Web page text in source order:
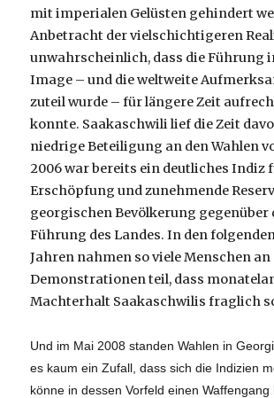
mit imperialen Gelüsten gehindert
Anbetracht der vielschichtigeren
unwahrscheinlich, dass die Führung
Image – und die weltweite
zuteil wurde – für längere Zeit
konnte. Saakaschwili lief die Zeit
niedrige Beteiligung an den Wahlen
2006 war bereits ein deutliches Indiz
Erschöpfung und zunehmende
georgischen Bevölkerung gegenüber
Führung des Landes. In den
Jahren nahmen so viele Menschen an
Demonstrationen teil, dass
Machterhalt Saakaschwilis fraglich
Und im Mai 2008 standen Wahlen in
es kaum ein Zufall, dass sich die Indizien
könne in dessen Vorfeld einen Waffengang